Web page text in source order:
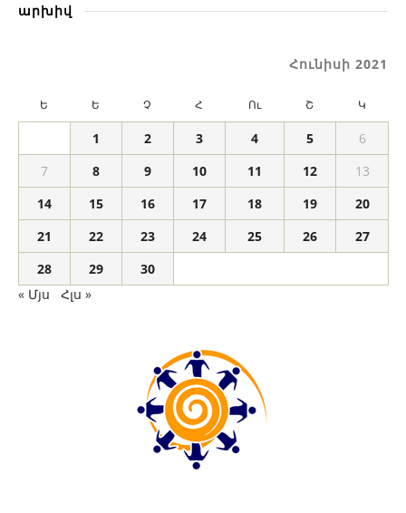
արխիվ
Հունիսի 2021
Ե Ե Չ Հ Ու Շ Կ
1 2 3 4 5
6
7
8 9 10 11 12
13
14
15 16 17 18 19
20
21
22 23 24 25 26
27
28
29
30
« Մյս
Հլս »